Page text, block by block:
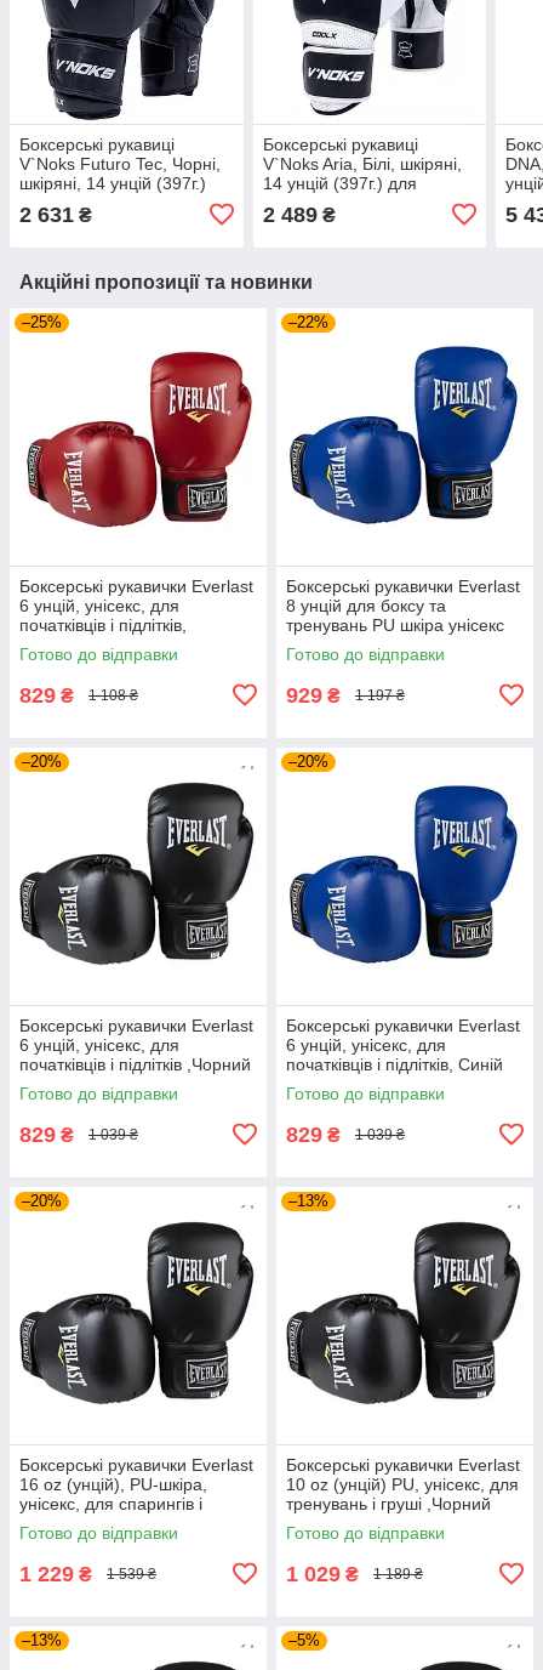
Боксерські рукавиці
V`Noks Futuro Tec, Чорні,
шкіряні, 14 унцій (397г.)
для спортсменів 80-90 кг.
(60051)
2 631 ₴
Боксерські рукавиці
V`Noks Aria, Білі, шкіряні,
14 унцій (397г.) для
(40218)
2 489₴ 5
Акційні пропозиції та новинки
–25%
Боксерські рукавички Everlast
6 унцій, унісекс, для
початківців і підлітків,
Червоний (EF-0370-6-R)
Готово до відправки
829 ₴ 1 108 ₴
–22%
Боксерські рукавички Everlast
8 унцій для боксу та
тренувань PU шкіра унісекс
Синій (EF-0370-8-BL)
Готово до відправки
929 ₴ 1 197 ₴
–20%
Боксерські рукавички Everlast
6 унцій, унісекс, для
початківців і підлітків ,Чорний
(EF-0370-6-BK)
Готово до відправки
829 ₴ 1 039 ₴
–20%
Боксерські рукавички Everlast
6 унцій, унісекс, для
початківців і підлітків, Синій
(EF-0370-6-BL)
Готово до відправки
829 ₴ 1 039 ₴
–20%
Боксерські рукавички Everlast
16 oz (унцій), PU-шкіра,
унісекс, для спарингів і
тренувань ,Чорний (EF-0370-
16)
Готово до відправки
1 229 ₴ 1 539 ₴
–13%
Боксерські рукавички Everlast
10 oz (унцій) PU, унісекс, для
тренувань і груші ,Чорний
(EF-0370-10)
Готово до відправки
1 029 ₴ 1 189 ₴
–13% –5%